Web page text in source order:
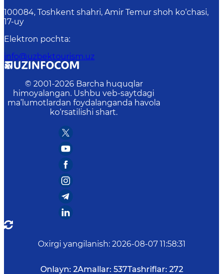
100084, Toshkent shahri, Amir Temur shoh ko‘chasi,
17-uy
Elektron pochta:
info@uzbektourism.uz
© 2001-2026 Barcha huquqlar
himoyalangan. Ushbu veb-saytdagi
ma’lumotlardan foydalanganda havola
ko‘rsatilishi shart.
Oxirgi yangilanish: 2026-08-07 11:58:31
Onlayn: 2Amallar: 537Tashriflar: 272